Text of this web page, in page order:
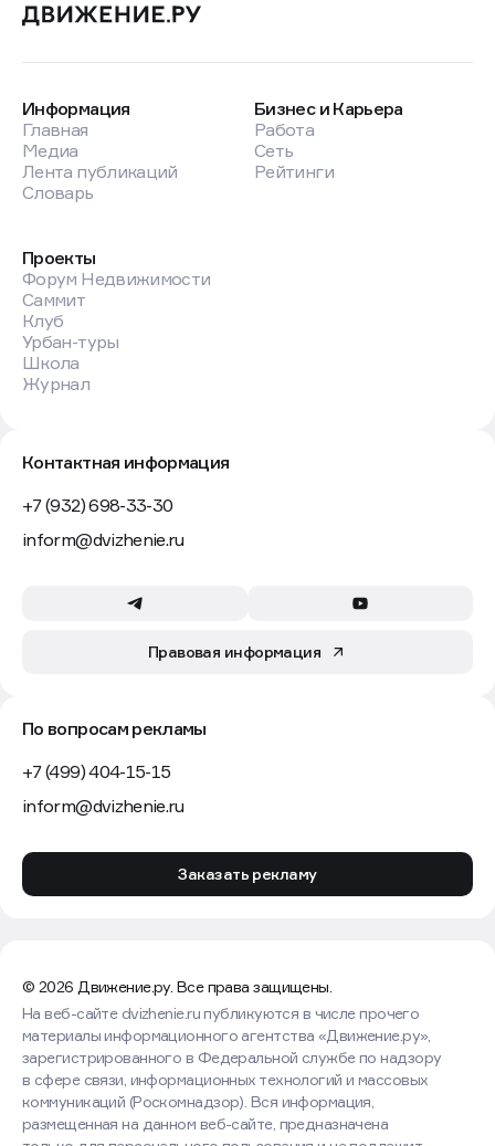
Информация
Главная
Медиа
Лента публикаций
Словарь
Бизнес и Карьера
Работа
Сеть
Рейтинги
Проекты
Форум Недвижимости
Саммит
Клуб
Урбан-туры
Школа
Журнал
Контактная информация
+7 (932) 698-33-30
inform@dvizhenie.ru
Правовая информация
По вопросам рекламы
+7 (499) 404-15-15
inform@dvizhenie.ru
Заказать рекламу
© 2026 Движение.ру. Все права защищены.
На веб-сайте dvizhenie.ru публикуются в числе прочего
материалы информационного агентства «Движение.ру»,
зарегистрированного в Федеральной службе по надзору
в сфере связи, информационных технологий и массовых
коммуникаций (Роскомнадзор). Вся информация,
размещенная на данном веб-сайте, предназначена